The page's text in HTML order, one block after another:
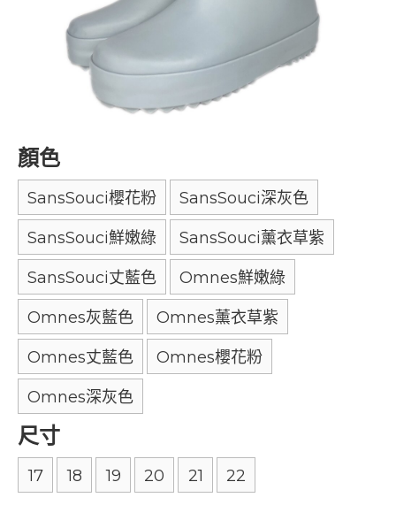
顏色
SansSouci櫻花粉 SansSouci深灰色
SansSouci鮮嫩綠 SansSouci薰衣草紫
SansSouci丈藍色 Omnes鮮嫩綠
Omnes灰藍色 Omnes薰衣草紫
Omnes丈藍色 Omnes櫻花粉
Omnes深灰色
尺寸
17 18 19 20 21 22